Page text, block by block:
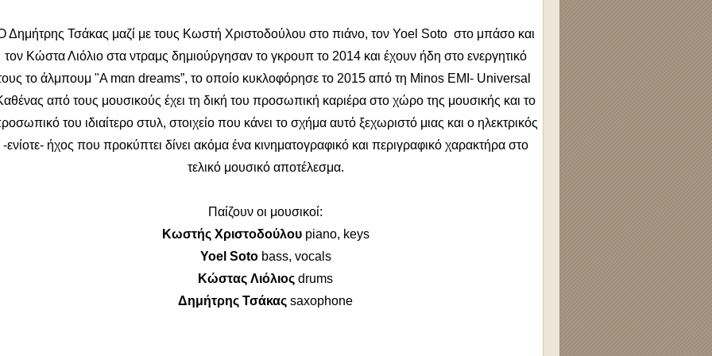
Δημήτρης Τσάκας μαζί με τους Κωστή Χριστοδούλου στο πιάνο, τον Yoel Soto στο μπάσο και
τον Κώστα Λιόλιο στα ντραμς δημιούργησαν το γκρουπ το 2014 και έχουν ήδη στο ενεργητικό
το άλμπουμ "A mαn dreams”, το οποίο κυκλοφόρησε το 2015 από τη Minos EMI- Universal
από τους μουσικούς έχει τη δική του προσωπική καριέρα στο χώρο της μουσικής και το
του ιδιαίτερο στυλ, στοιχείο που κάνει το σχήμα αυτό ξεχωριστό μιας και ο ηλεκτρικός
-ενίοτε- ήχος που προκύπτει δίνει ακόμα ένα κινηματογραφικό και περιγραφικό χαρακτήρα στο
τελικό μουσικό αποτέλεσμα.
Παίζουν οι μουσικοί:
Κωστής Χριστοδούλουpiano, keys
Yoel Sotobass, vocals
Κώστας Λιόλιος drums
Δημήτρης Τσάκας saxophone